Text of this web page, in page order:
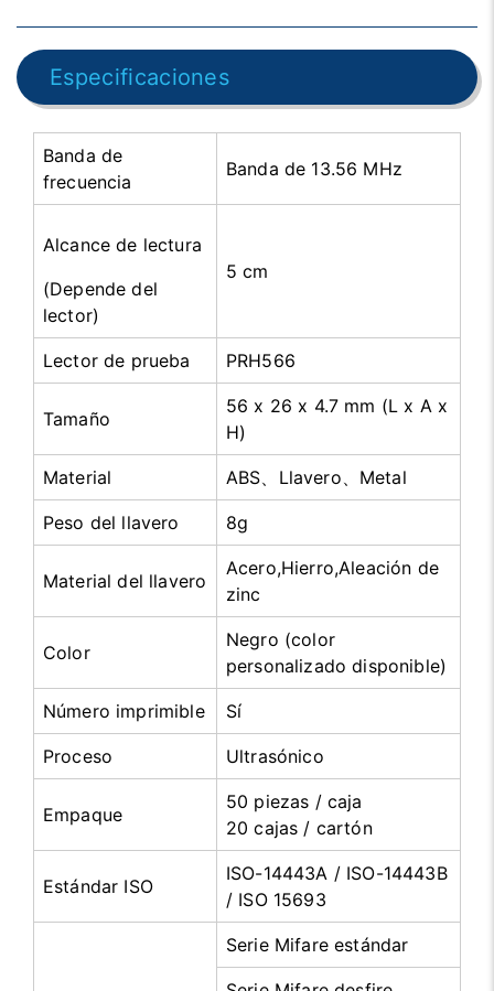
Especificaciones
Banda de
frecuencia
Banda de 13.56 MHz
Alcance de lectura
(Depende del
lector)
5 cm
Lector de prueba PRH566
Tamaño
56 x 26 x 4.7 mm (L x A x
H)
Material ABS、Llavero、Metal
Peso del llavero 8g
Material del llavero
Acero,Hierro,Aleación de
zinc
Color
Negro (color
personalizado disponible)
Número imprimible Sí
Proceso Ultrasónico
Empaque
50 piezas / caja
20 cajas / cartón
Estándar ISO
ISO-14443A / ISO-14443B
/ ISO 15693
Serie Mifare estándar